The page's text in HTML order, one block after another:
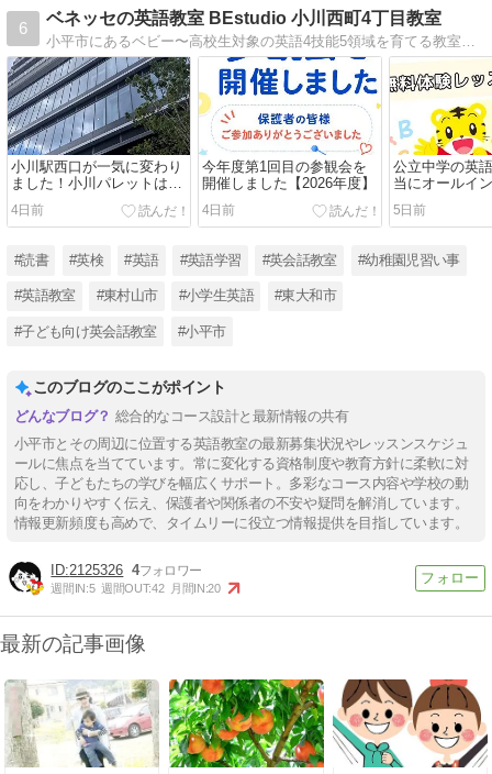
6
ベネッセの英語教室 BEstudio 小川西町4丁目教室
小平市にあるベビー〜高校生対象の英語4技能5領域を育てる教室ビースタジオ、『読み書き・文法コース』と『読書と思考力コース』も開講中です。
小川駅西口が一気に変わり
ました！小川パレットは
2026年11月1日オープン予
定
4日前
今年度第1回目の参観会を
開催しました【2026年度】
4日前
公立中学の英
当にオールイ
ュ？【2026年
5日前
#読書 #英検 #英語 #英語学習 #英会話教室 #幼稚園児習い事
#英語教室 #東村山市 #小学生英語 #東大和市
#子ども向け英会話教室 #小平市
このブログのここがポイント
総合的なコース設計と最新情報の共有
小平市とその周辺に位置する英語教室の最新募集状況やレッスンスケジュ
ールに焦点を当てています。常に変化する資格制度や教育方針に柔軟に対
応し、子どもたちの学びを幅広くサポート。多彩なコース内容や学校の動
向をわかりやすく伝え、保護者や関係者の不安や疑問を解消しています。
情報更新頻度も高めで、タイムリーに役立つ情報提供を目指しています。
2125326 4
週間IN:5 週間OUT:42 月間IN:20
最新の記事画像